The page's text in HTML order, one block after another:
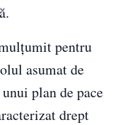
pentru
asumat de
plan de pace
drept